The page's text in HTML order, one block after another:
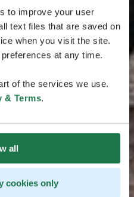
to improve your user
text files that are saved on
when you visit the site.
at any time.
of the services we use.
& Terms.
all
cookies only